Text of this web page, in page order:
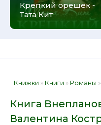
Крепкий орешек -
Тата Кит
Книжки » Книги » Романы
Книга
Валентина